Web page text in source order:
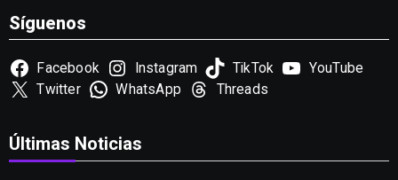
Síguenos
Facebook Instagram TikTok
YouTube
Twitter
WhatsApp Threads
Últimas Noticias